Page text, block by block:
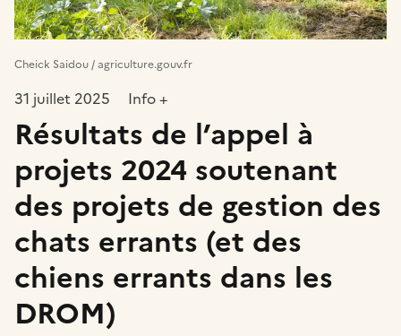
Cheick Saidou / agriculture.gouv.fr
31 juillet 2025 Info +
Résultats de l’appel à
projets 2024 soutenant
des projets de gestion des
chats errants (et des
chiens errants dans les
DROM)